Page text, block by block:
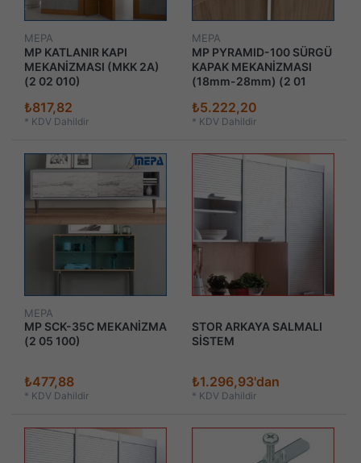
MEPA
MP KATLANIR KAPI
MEKANİZMASI (MKK 2A)
(2 02 010)
₺817,82
* KDV Dahildir
MEPA
MP PYRAMID-100 SÜRGÜ
KAPAK MEKANİZMASI
(18mm-28mm) (2 01
₺5.222,20
* KDV Dahildir
MEPA
MP SCK-35C MEKANİZMA
(2 05 100)
₺477,88
* KDV Dahildir
STOR ARKAYA SALMALI
SİSTEM
₺1.296,93'dan
* KDV Dahildir